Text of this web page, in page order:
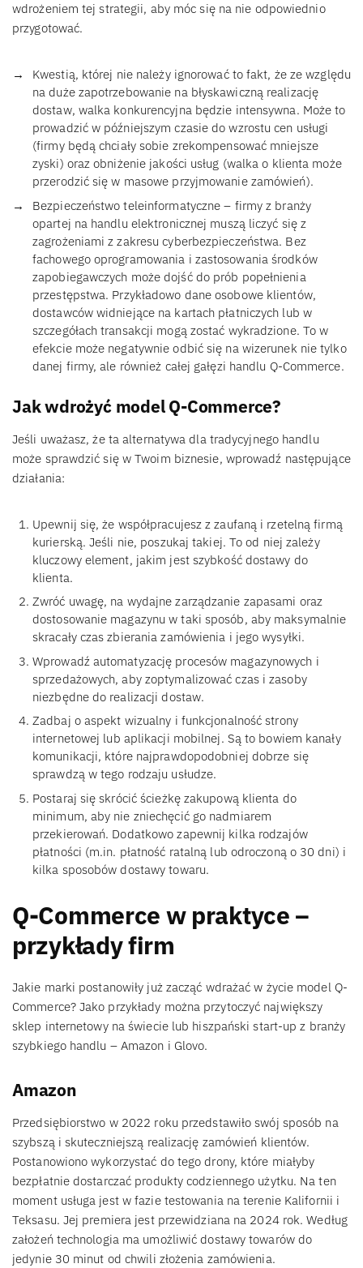
wdrożeniem tej strategii, aby móc się na nie odpowiednio
przygotować.
Kwestią, której nie należy ignorować to fakt, że ze względu
na duże zapotrzebowanie na błyskawiczną realizację
dostaw, walka konkurencyjna będzie intensywna. Może to
prowadzić w późniejszym czasie do wzrostu cen usługi
(firmy będą chciały sobie zrekompensować mniejsze
zyski) oraz obniżenie jakości usług (walka o klienta może
przerodzić się w masowe przyjmowanie zamówień).
Bezpieczeństwo teleinformatyczne – firmy z branży
opartej na handlu elektronicznej muszą liczyć się z
zagrożeniami z zakresu cyberbezpieczeństwa. Bez
fachowego oprogramowania i zastosowania środków
zapobiegawczych może dojść do prób popełnienia
przestępstwa. Przykładowo dane osobowe klientów,
dostawców widniejące na kartach płatniczych lub w
szczegółach transakcji mogą zostać wykradzione. To w
efekcie może negatywnie odbić się na wizerunek nie tylko
danej firmy, ale również całej gałęzi handlu Q-Commerce.
Jak wdrożyć model Q-Commerce?
Jeśli uważasz, że ta alternatywa dla tradycyjnego handlu
może sprawdzić się w Twoim biznesie, wprowadź następujące
działania:
Upewnij się, że współpracujesz z zaufaną i rzetelną firmą
kurierską. Jeśli nie, poszukaj takiej. To od niej zależy
kluczowy element, jakim jest szybkość dostawy do
klienta.
Zwróć uwagę, na wydajne zarządzanie zapasami oraz
dostosowanie magazynu w taki sposób, aby maksymalnie
skracały czas zbierania zamówienia i jego wysyłki.
Wprowadź automatyzację procesów magazynowych i
sprzedażowych, aby zoptymalizować czas i zasoby
niezbędne do realizacji dostaw.
Zadbaj o aspekt wizualny i funkcjonalność strony
internetowej lub aplikacji mobilnej. Są to bowiem kanały
komunikacji, które najprawdopodobniej dobrze się
sprawdzą w tego rodzaju usłudze.
Postaraj się skrócić ścieżkę zakupową klienta do
minimum, aby nie zniechęcić go nadmiarem
przekierowań. Dodatkowo zapewnij kilka rodzajów
płatności (m.in. płatność ratalną lub odroczoną o 30 dni) i
kilka sposobów dostawy towaru.
Q-Commerce w praktyce –
przykłady firm
Jakie marki postanowiły już zacząć wdrażać w życie model Q-
Commerce? Jako przykłady można przytoczyć największy
sklep internetowy na świecie lub hiszpański start-up z branży
szybkiego handlu – Amazon i Glovo.
Amazon
Przedsiębiorstwo w 2022 roku przedstawiło swój sposób na
szybszą i skuteczniejszą realizację zamówień klientów.
Postanowiono wykorzystać do tego drony, które miałyby
bezpłatnie dostarczać produkty codziennego użytku. Na ten
moment usługa jest w fazie testowania na terenie Kalifornii i
Teksasu. Jej premiera jest przewidziana na 2024 rok. Według
założeń technologia ma umożliwić dostawy towarów do
jedynie 30 minut od chwili złożenia zamówienia.